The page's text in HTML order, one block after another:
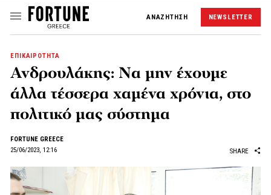
ΑΝΑΖΗΤΗΣΗ NEWSLETTER
ΕΠΙΚΑΙΡΟΤΗΤΑ
Ανδρουλάκης: Να μην έχουμε
άλλα τέσσερα χαμένα χρόνια, στο
πολιτικό μας σύστημα
FORTUNE GREECE
25/06/2023, 12:16
SHARE